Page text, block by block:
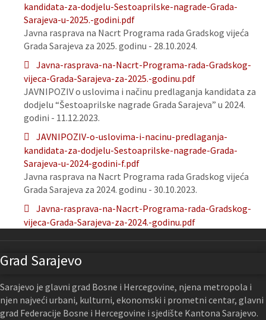
kandidata-za-dodjelu-Sestoaprilske-nagrade-Grada-
Sarajeva-u-2025.-godini.pdf
Javna rasprava na Nacrt Programa rada Gradskog vijeća
Grada Sarajeva za 2025. godinu - 28.10.2024.
Javna-rasprava-na-Nacrt-Programa-rada-Gradskog-
vijeca-Grada-Sarajeva-za-2025.-godinu.pdf
JAVNIPOZIV o uslovima i načinu predlaganja kandidata za
dodjelu “Šestoaprilske nagrade Grada Sarajeva” u 2024.
godini - 11.12.2023.
JAVNIPOZIV-o-uslovima-i-nacinu-predlaganja-
kandidata-za-dodjelu-Sestoaprilske-nagrade-Grada-
Sarajeva-u-2024-godini-f.pdf
Javna rasprava na Nacrt Programa rada Gradskog vijeća
Grada Sarajeva za 2024. godinu - 30.10.2023.
Javna-rasprava-na-Nacrt-Programa-rada-Gradskog-
vijeca-Grada-Sarajeva-za-2024.-godinu.pdf
Grad Sarajevo
Sarajevo je glavni grad Bosne i Hercegovine, njena metropola i
njen najveći urbani, kulturni, ekonomski i prometni centar, glavni
grad Federacije Bosne i Hercegovine i sjedište Kantona Sarajevo.